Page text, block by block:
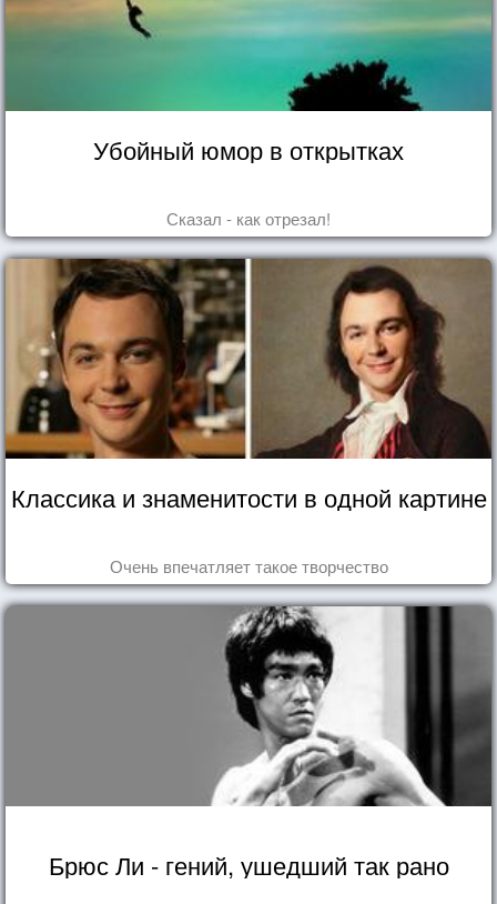
Убойный юмор в открытках
Сказал - как отрезал!
Классика и знаменитости в одной картине
Очень впечатляет такое творчество
Брюс Ли - гений, ушедший так рано